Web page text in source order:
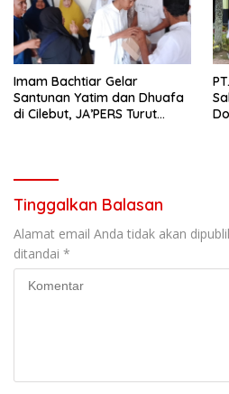
Imam Bachtiar Gelar
Santunan Yatim dan Dhuafa
di Cilebut, JA’PERS Turut
Tinggalkan Balasan
Alamat email Anda tidak akan
ditandai *